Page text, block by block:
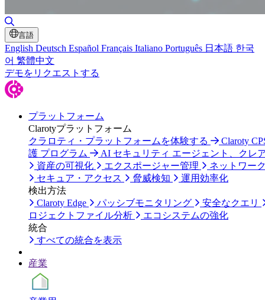
言語
English Deutsch Español Français Italiano Português 日本語 한국
어 繁體中文
デモをリクエストする
プラットフォーム
Clarotyプラットフォーム
クラロティ・プラットフォームを体験する
Claroty
護 プログラム
AI セキュリティ エージェント、クレ
資産の可視化
エクスポージャー管理
ネットワー
セキュア・アクセス
脅威検知
運用効率化
検出方法
Claroty Edge
パッシブモニタリング
安全なクエリ
ロジェクトファイル分析
エコシステムの強化
統合
すべての統合を表示
産業